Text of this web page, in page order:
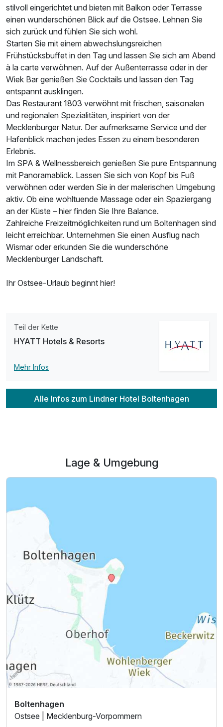
Ausstattung
Zusatznächte
Für 6 Tage p.P. ab1.007,00 €
stilvoll eingerichtet und bieten mit Balkon oder Terrasse
einen wunderschönen Blick auf die Ostsee. Lehnen Sie
sich zurück und fühlen Sie sich wohl.
Starten Sie mit einem abwechslungsreichen
Frühstücksbuffet in den Tag und lassen Sie sich am Abend
à la carte verwöhnen. Auf der Außenterrasse oder in der
Wiek Bar genießen Sie Cocktails und lassen den Tag
entspannt ausklingen.
Das Restaurant 1803 verwöhnt mit frischen, saisonalen
und regionalen Spezialitäten, inspiriert von der
Mecklenburger Natur. Der aufmerksame Service und der
Hafenblick machen jedes Essen zu einem besonderen
Erlebnis.
Im SPA & Wellnessbereich genießen Sie pure Entspannung
mit Panoramablick. Lassen Sie sich von Kopf bis Fuß
verwöhnen oder werden Sie in der malerischen Umgebung
aktiv. Ob eine wohltuende Massage oder ein Spaziergang
an der Küste – hier finden Sie Ihre Balance.
Zahlreiche Freizeitmöglichkeiten rund um Boltenhagen sind
leicht erreichbar. Unternehmen Sie einen Ausflug nach
Wismar oder erkunden Sie die wunderschöne
Mecklenburger Landschaft.
Ihr Ostsee-Urlaub beginnt hier!
Teil der Kette
HYATT Hotels & Resorts
Mehr Infos
Alle Infos zum Lindner Hotel Boltenhagen
Lage & Umgebung
Boltenhagen
Ostsee | Mecklenburg-Vorpommern